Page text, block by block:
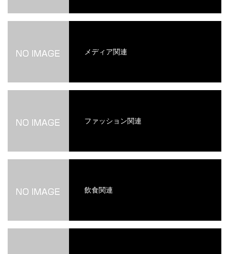
メディア関連
ファッション関連
飲食関連